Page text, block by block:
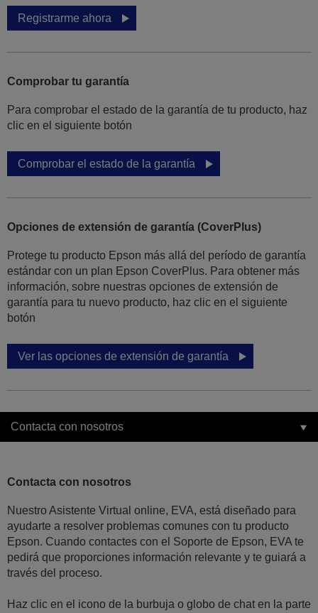
Registrarme ahora
Comprobar tu garantía
Para comprobar el estado de la garantía de tu producto, haz
clic en el siguiente botón
Comprobar el estado de la garantía
Opciones de extensión de garantía (CoverPlus)
Protege tu producto Epson más allá del período de garantía
estándar con un plan Epson CoverPlus. Para obtener más
información, sobre nuestras opciones de extensión de
garantía para tu nuevo producto, haz clic en el siguiente
botón
Ver las opciones de extensión de garantía
Contacta con nosotros
Contacta con nosotros
Nuestro Asistente Virtual online, EVA, está diseñado para
ayudarte a resolver problemas comunes con tu producto
Epson. Cuando contactes con el Soporte de Epson, EVA te
pedirá que proporciones información relevante y te guiará a
través del proceso.
Haz clic en el icono de la burbuja o globo de chat en la parte